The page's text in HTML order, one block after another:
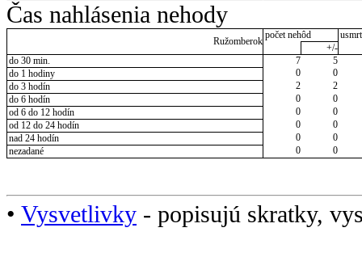
Čas nahlásenia nehody
Ružomberok
počet nehôd
+/-
do 30 min.
7
5
do 1 hodiny
0
0
do 3 hodín
2
2
do 6 hodín
0
0
od 6 do 12 hodín
0
0
od 12 do 24 hodín
0
0
nad 24 hodín
0
0
nezadané
0 0
• Vysvetlivky - popisujú skratky,